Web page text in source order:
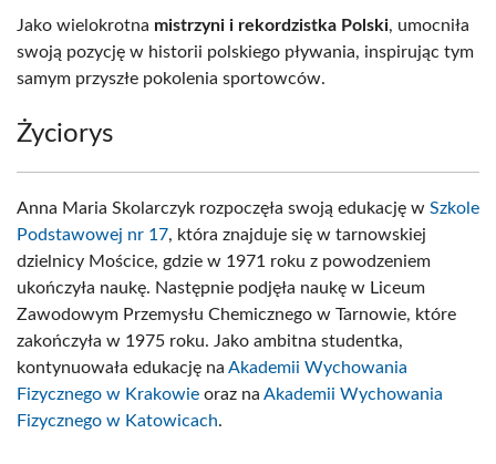
Jako wielokrotna mistrzyni i rekordzistka Polski, umocniła
swoją pozycję w historii polskiego pływania, inspirując tym
samym przyszłe pokolenia sportowców.
Życiorys
Anna Maria Skolarczyk rozpoczęła swoją edukację w Szkole
Podstawowej nr 17, która znajduje się w tarnowskiej
dzielnicy Mościce, gdzie w 1971 roku z powodzeniem
ukończyła naukę. Następnie podjęła naukę w Liceum
Zawodowym Przemysłu Chemicznego w Tarnowie, które
zakończyła w 1975 roku. Jako ambitna studentka,
kontynuowała edukację na Akademii Wychowania
Fizycznego w Krakowie oraz na Akademii Wychowania
Fizycznego w Katowicach.